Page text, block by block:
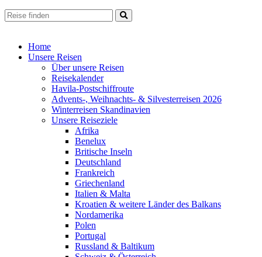
Home
Unsere Reisen
Über unsere Reisen
Reisekalender
Havila-Postschiffroute
Advents-, Weihnachts- & Silvesterreisen 2026
Winterreisen Skandinavien
Unsere Reiseziele
Afrika
Benelux
Britische Inseln
Deutschland
Frankreich
Griechenland
Italien & Malta
Kroatien & weitere Länder des Balkans
Nordamerika
Polen
Portugal
Russland & Baltikum